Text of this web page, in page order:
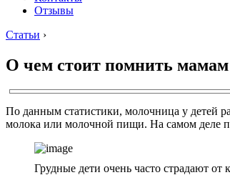
Отзывы
Статьи ›
О чем стоит помнить
По данным статистики, молочница у детей
молока или молочной пищи. На самом деле
Грудные дети очень часто страдают от